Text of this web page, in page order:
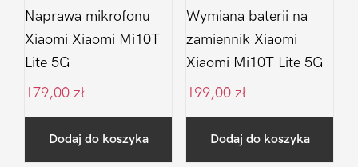
Naprawa mikrofonu
Xiaomi Xiaomi Mi10T
Lite 5G
179,00 zł
Dodaj do koszyka
Wymiana baterii na
zamiennik Xiaomi
Xiaomi Mi10T Lite 5G
199,00 zł
Dodaj do koszyka